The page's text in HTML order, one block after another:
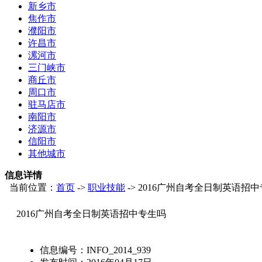
新乡市
焦作市
濮阳市
许昌市
漯河市
三门峡市
商丘市
周口市
驻马店市
南阳市
济源市
信阳市
其他城市
信息详情
当前位置： 首页 -> 职业技能 -> 2016广州自考全日制英语招
2016广州自考全日制英语招中专生吗
信息编号： INFO_2014_939